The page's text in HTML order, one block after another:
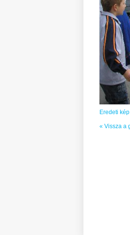
Eredeti
« Vissza a